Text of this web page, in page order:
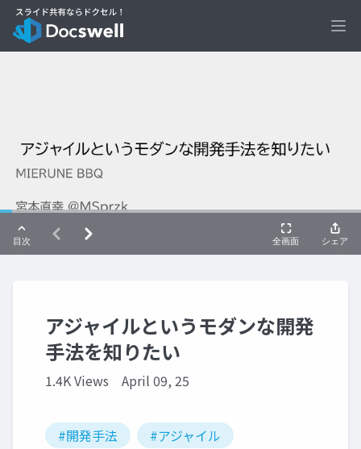
アジャイルというモダンな開発
手法を知りたい
1.4K Views April 09, 25
#開発手法
#アジャイル